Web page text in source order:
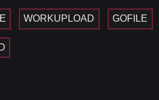
WORKUPLOAD GOFILE